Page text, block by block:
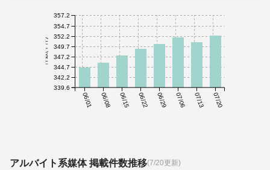
06/01 06/08 06/15 06/22 06/29 07/06 07/13 07/20
件数(千件)
339.6
342.2
344.7
347.2
349.7
352.2
354.7
357.2
アルバイト系媒体 掲載件数推移(7/20更新)